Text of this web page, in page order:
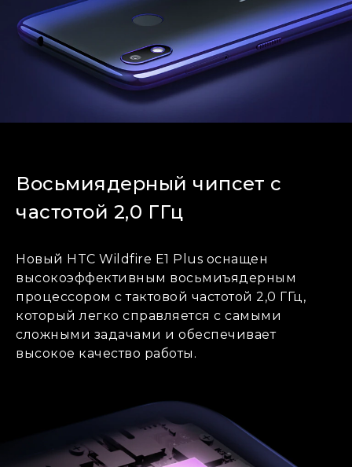
Восьмиядерный чипсет с
частотой 2,0 ГГц
Новый HTC Wildfire E1 Plus оснащен
высокоэффективным восьмиъядерным
процессором с тактовой частотой 2,0 ГГц,
который легко справляется с самыми
сложными задачами и обеспечивает
высокое качество работы.